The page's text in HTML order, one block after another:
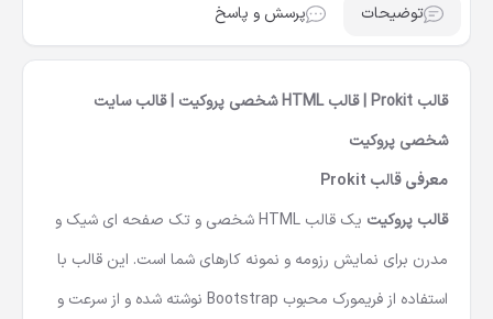
توضیحات پرسش و پاسخ
قالب Prokit | قالب HTML شخصی پروکیت | قالب سایت
شخصی پروکیت
معرفی قالب Prokit
قالب پروکیت یک قالب HTML شخصی
و تک صفحه ای شیک و
مدرن برای نمایش رزومه و نمونه کارهای شما است. این قالب با
استفاده از فریمورک محبوب Bootstrap نوشته شده و از سرعت و